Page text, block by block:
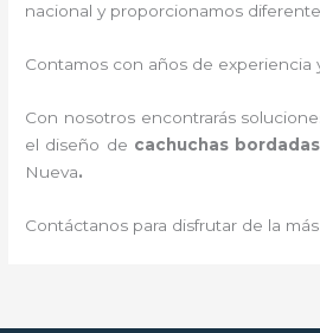
nacional y proporcionamos
Contamos con años de experiencia
Con nosotros encontrarás
el diseño de cachuchas
Nueva.
Contáctanos para disfrutar de la